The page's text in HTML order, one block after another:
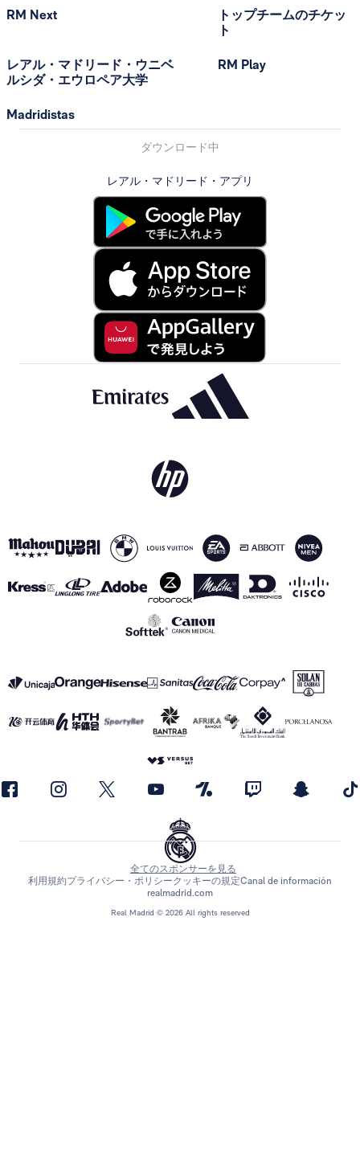
RM Next
レアル・マドリード・ウニベ
ルシダ・エウロペア大学
Madridistas
トップチームのチケッ
ト
RM Play
ダウンロード中
レアル・マドリード・アプリ
Real Madrid © 2026 All rights reserved
全てのスポンサーを見る
利用規約プライバシー・ポリシークッキーの規定Canal de información
realmadrid.com